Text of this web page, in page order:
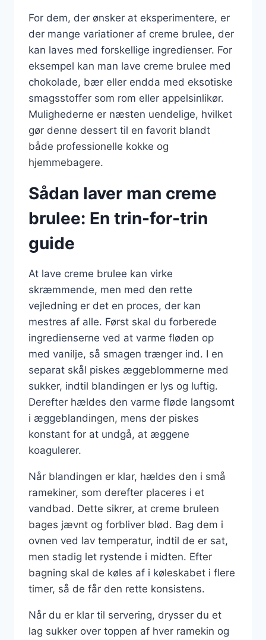
For dem, der ønsker at eksperimentere, er
der mange variationer af creme brulee, der
kan laves med forskellige ingredienser. For
eksempel kan man lave creme brulee med
chokolade, bær eller endda med eksotiske
smagsstoffer som rom eller appelsinlikør.
Mulighederne er næsten uendelige, hvilket
gør denne dessert til en favorit blandt
både professionelle kokke og
hjemmebagere.
Sådan laver man creme
brulee: En trin-for-trin
guide
At lave creme brulee kan virke
skræmmende, men med den rette
vejledning er det en proces, der kan
mestres af alle. Først skal du forberede
ingredienserne ved at varme fløden op
med vanilje, så smagen trænger ind. I en
separat skål piskes æggeblommerne med
sukker, indtil blandingen er lys og luftig.
Derefter hældes den varme fløde langsomt
i æggeblandingen, mens der piskes
konstant for at undgå, at æggene
koagulerer.
Når blandingen er klar, hældes den i små
ramekiner, som derefter placeres i et
vandbad. Dette sikrer, at creme bruleen
bages jævnt og forbliver blød. Bag dem i
ovnen ved lav temperatur, indtil de er sat,
men stadig let rystende i midten. Efter
bagning skal de køles af i køleskabet i flere
timer, så de får den rette konsistens.
Når du er klar til servering, drysser du et
lag sukker over toppen af hver ramekin og